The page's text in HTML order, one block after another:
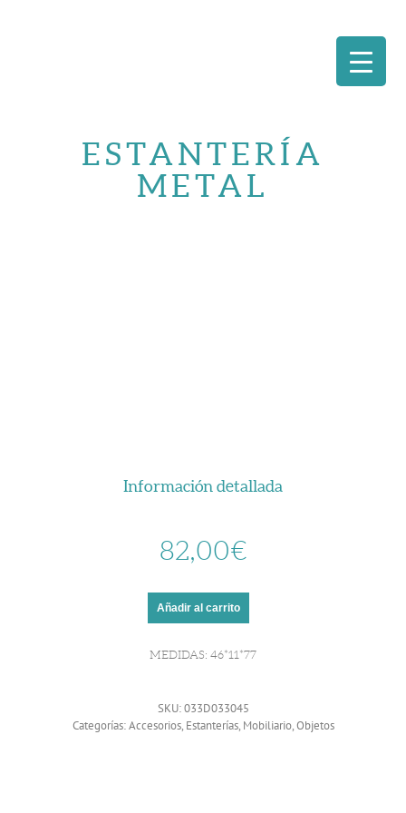
ESTANTERÍA
METAL
Información detallada
82,00€
Añadir al carrito
MEDIDAS: 46*11*77
SKU:033D033045
Categorías:Accesorios, Estanterías, Mobiliario,Objetos